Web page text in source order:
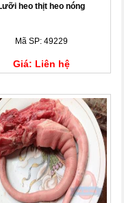
heo thịt heo nóng
Mã SP: 49229
Giá: Liên hệ